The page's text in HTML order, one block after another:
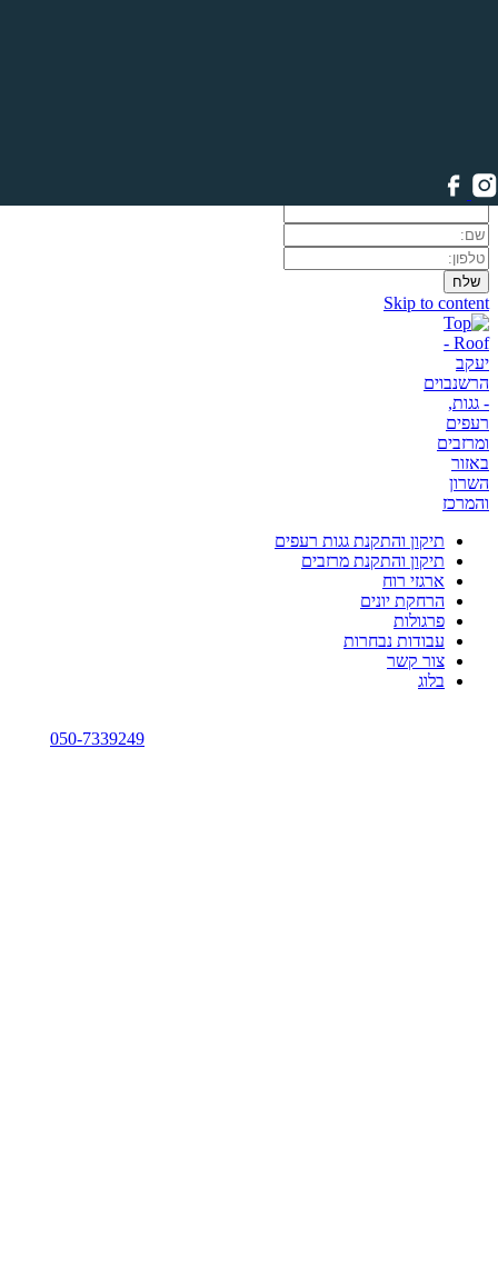
לשיחת ייעוץ חינם
If you are a human and are seeing this field, please leave it blank.
Skip to content
תיקון והתקנת גגות רעפים
תיקון והתקנת מרזבים
ארגזי רוח
הרחקת יונים
פרגולות
עבודות נבחרות
צור קשר
בלוג
050-7339249